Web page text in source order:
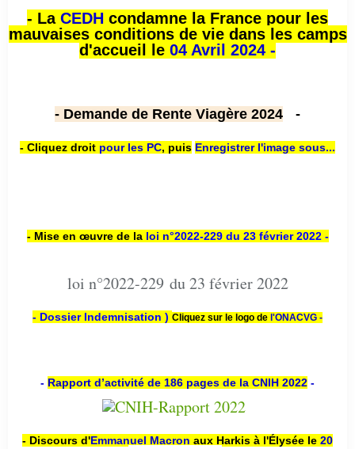
- La CEDH condamne la France pour les
mauvaises conditions de vie dans les camps
d'accueil le 04 Avril 2024 -
- Demande de Rente Viagère 2024 -
- Cliquez droit pour les PC, puis Enregistrer l'image sous...
- Mise en œuvre de la loi n°2022-229 du 23 février 2022 -
loi n°2022-229 du 23 février 2022
- Dossier Indemnisation ) Cliquez sur le logo de l'ONACVG -
- Rapport d’activité de 186 pages de la CNIH 2022 -
- Discours d'Emmanuel Macron aux Harkis à l'Élysée le 20